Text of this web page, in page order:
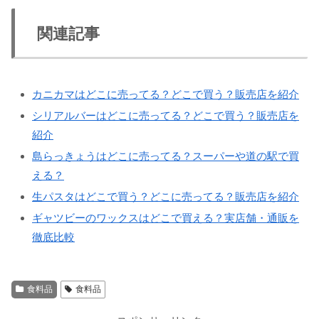
関連記事
カニカマはどこに売ってる？どこで買う？販売店を紹介
シリアルバーはどこに売ってる？どこで買う？販売店を
紹介
島らっきょうはどこに売ってる？スーパーや道の駅で買
える？
生パスタはどこで買う？どこに売ってる？販売店を紹介
ギャツビーのワックスはどこで買える？実店舗・通販を
徹底比較
食料品 食料品